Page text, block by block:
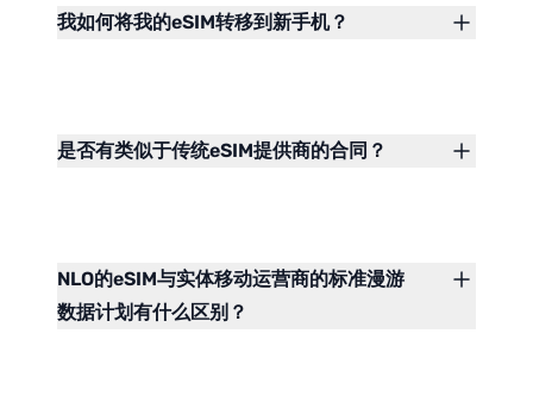
我如何将我的eSIM转移到新手机？
是否有类似于传统eSIM提供商的合同？
NLO的eSIM与实体移动运营商的标准漫游
数据计划有什么区别？